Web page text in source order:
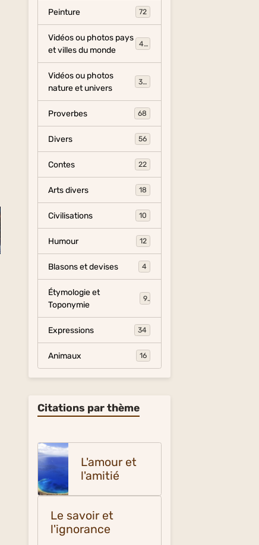
Peinture 72
Vidéos ou photos pays
et villes du monde
454
Vidéos ou photos
nature et univers
325
Proverbes 68
Divers 56
Contes 22
Arts divers 18
Civilisations 10
Humour 12
Blasons et devises 4
Étymologie et
Toponymie
9
Expressions 34
Animaux 16
Citations par thème
L'amour et
l'amitié
Le savoir et
l'ignorance